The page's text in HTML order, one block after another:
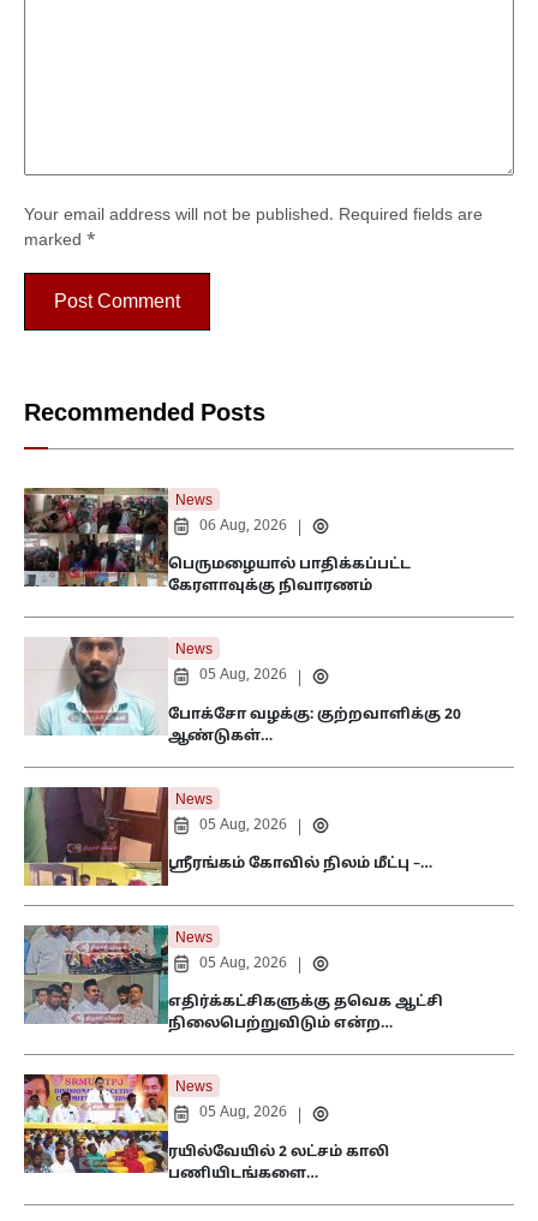
Your email address will not be published. Required fields are
marked *
Recommended Posts
News
06 Aug, 2026
பெருமழையால் பாதிக்கப்பட்ட
கேரளாவுக்கு நிவாரணம்
News
05 Aug, 2026
போக்சோ வழக்கு: குற்றவாளிக்கு 20
ஆண்டுகள்…
News
05 Aug, 2026
ஸ்ரீரங்கம் கோவில் நிலம் மீட்பு –…
News
05 Aug, 2026
எதிர்க்கட்சிகளுக்கு தவெக ஆட்சி
நிலைபெற்றுவிடும் என்ற…
News
05 Aug, 2026
ரயில்வேயில் 2 லட்சம் காலி
பணியிடங்களை…